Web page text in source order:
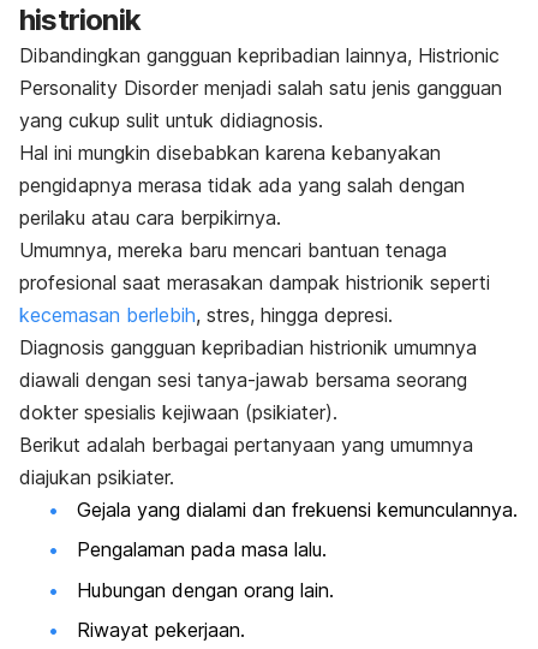
histrionik
Dibandingkan gangguan kepribadian lainnya, Histrionic
Personality Disorder menjadi salah satu jenis gangguan
yang cukup sulit untuk didiagnosis.
Hal ini mungkin disebabkan karena kebanyakan
pengidapnya merasa tidak ada yang salah dengan
perilaku atau cara berpikirnya.
Umumnya, mereka baru mencari bantuan tenaga
profesional saat merasakan dampak histrionik seperti
kecemasan berlebih, stres, hingga depresi.
Diagnosis gangguan kepribadian histrionik umumnya
diawali dengan sesi tanya-jawab bersama seorang
dokter spesialis kejiwaan (psikiater).
Berikut adalah berbagai pertanyaan yang umumnya
diajukan psikiater.
Gejala yang dialami dan frekuensi kemunculannya.
Pengalaman pada masa lalu.
Hubungan dengan orang lain.
Riwayat pekerjaan.